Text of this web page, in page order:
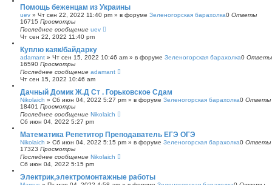
Помощь беженцам из Украины
uev » Чт сен 22, 2022 11:40 pm » в форуме Зеленогорская барахолка0 Ответы
16715 Просмотры
Последнее сообщение uev
Чт сен 22, 2022 11:40 pm
Куплю каяк/байдарку
adamant » Чт сен 15, 2022 10:46 am » в форуме Зеленогорская барахолка0 Ответы
16590 Просмотры
Последнее сообщение adamant
Чт сен 15, 2022 10:46 am
Дачный Домик Ж.Д Ст . Горьковское Сдам
Nikolaich » Сб июн 04, 2022 5:27 pm » в форуме Зеленогорская барахолка0 Ответы
18401 Просмотры
Последнее сообщение Nikolaich
Сб июн 04, 2022 5:27 pm
Математика Репетитор Преподаватель ЕГЭ ОГЭ
Nikolaich » Сб июн 04, 2022 5:15 pm » в форуме Зеленогорская барахолка0 Ответы
17323 Просмотры
Последнее сообщение Nikolaich
Сб июн 04, 2022 5:15 pm
Электрик,электромонтажные работы